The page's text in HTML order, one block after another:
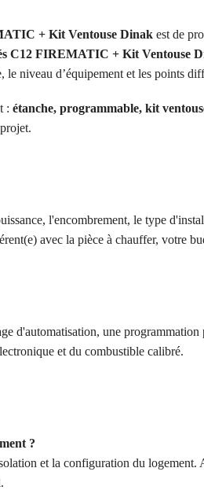
+ Kit Ventouse Dinak est de
C12 FIREMATIC + Kit Ventouse
niveau d’équipement et les points
: étanche, programmable, kit
l'encombrement, le type
avec la pièce à chauffer, votre
d'automatisation, une
et du combustible calibré.
?
et la configuration du logement.